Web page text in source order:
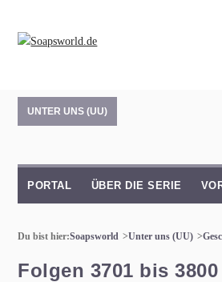
UNTER UNS (UU)
PORTAL ÜBER DIE SERIE
Du bist hier:Soapsworld Unter uns (UU)
Folgen 3701 bis